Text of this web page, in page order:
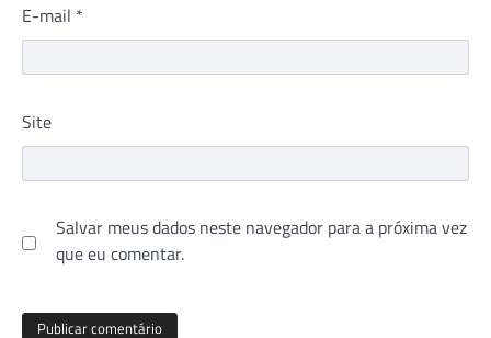
E-mail *
Site
Salvar meus dados neste navegador para a próxima vez
que eu comentar.